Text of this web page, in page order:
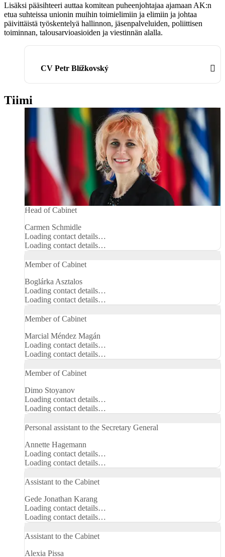
Lisäksi pääsihteeri auttaa komitean puheenjohtajaa ajamaan AK:n
etua suhteissa unionin muihin toimielimiin ja elimiin ja johtaa
päivittäistä työskentelyä hallinnon, jäsenpalveluiden, poliittisen
toiminnan, talousarvioasioiden ja viestinnän alalla.​
CV Petr Blížkovský
Tiimi
Carmen Schmidle
Telephone
number
Loading contact details…
Email
Loading contact details…
Head of Cabinet
Boglárka Asztalos
Telephone
number
Loading contact details…
Email
Loading contact details…
Member of Cabinet
Marcial Méndez Magán
Telephone
number
Loading contact details…
Email
Loading contact details…
Member of Cabinet
Dimo Stoyanov
Telephone
number
Loading contact details…
Email
Loading contact details…
Member of Cabinet
Annette Hagemann
Telephone
number
Loading contact details…
Email
Loading contact details…
Personal assistant to the Secretary General
Gede Jonathan Karang
Telephone
number
Loading contact details…
Email
Loading contact details…
Assistant to the Cabinet
Alexia Pissa
Assistant to the Cabinet